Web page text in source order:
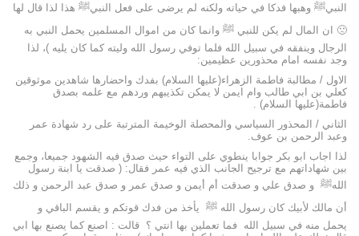
النبيﷺ وهبها فدكا في حياته ولكنه لم يرضى على فعل النبيﷺ هذا لذا قال لها
🙁 ان المال لم يكن للنبي ﷺ وانما كان من اموال المسلمين يحمل النبي به
الرجال وينفقه في سبيل الله فلما توفي رسول الله وليته كما كان يليه )، لذا
وجد نفسه امام محذورين عظيمين:
الاول / مطالبة فاطمة الزهراء(عليها السلام) بفدك واحضارها شاهدين موثوقين
كعلي بن ابي طالب وام ايمن لا يمكن تكذيبهم وردهم مع علمه بصدق
فاطمة(عليها السلام) .
الثاني / المحذور السياسي والمحصلة الوخيمة المترتبة على رد شهادة عمر
وعبد الرحمن بن عوف.
لذا اجاب ابو بكر جوابا ينطوي على التواء حيث صدق فيه الشهود جميعا، وجمع
بين شهاداتهم مع ترجيح الجانب الذي فيه عمر فقال: ( صدقت يا ابنة رسول
اللهﷺ و صدق علي و صدقت أم أيمن و صدق عمر و صدق عبد الرحمن و ذلك
أن مالك لأبيك كان رسول الله ﷺ يأخذ من فدك قوتكم و يقسم الباقي و
يحمل منه في سبيل الله فما تعملين بها انتي ؟ قالت : اصنع كما يصنع بها ابي